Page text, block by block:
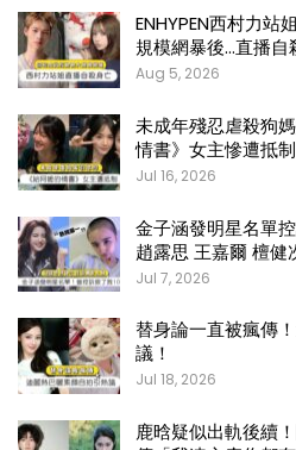
ENHYPEN西村力站
規模網暴後…直播自
Aug 5, 2026
未成年殘忍虐殺狗
情書》女主慘遭抵制
Jul 16, 2026
金子涵發明星名單
趙露思 王嘉爾 檀健
Jul 7, 2026
替身論一直被瘋傳
議！
Jul 18, 2026
鹿晗疑似出軌後續